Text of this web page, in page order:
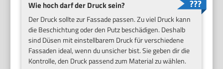
Wie hoch darf der Druck sein?
Der Druck sollte zur Fassade passen. Zu viel Druck kann
die Beschichtung oder den Putz beschädigen. Deshalb
sind Düsen mit einstellbarem Druck für verschiedene
Fassaden ideal, wenn du unsicher bist. Sie geben dir die
Kontrolle, den Druck passend zum Material zu wählen.